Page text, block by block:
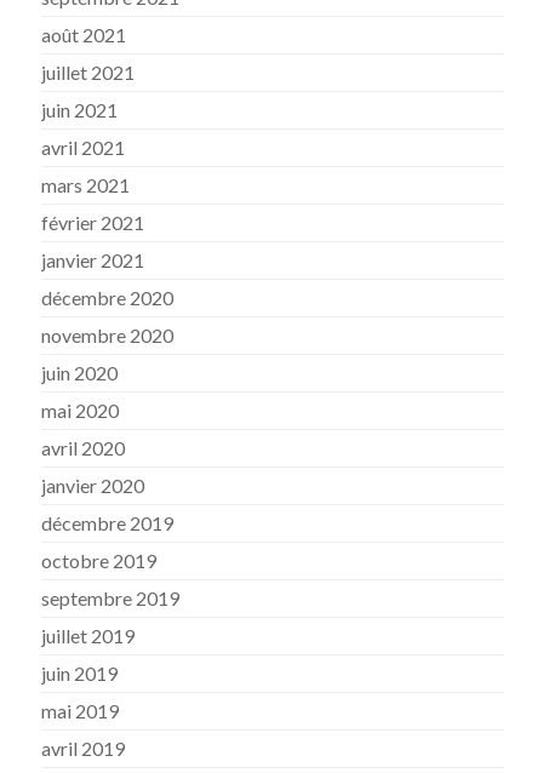
août 2021
juillet 2021
juin 2021
avril 2021
mars 2021
février 2021
janvier 2021
décembre 2020
novembre 2020
juin 2020
mai 2020
avril 2020
janvier 2020
décembre 2019
octobre 2019
septembre 2019
juillet 2019
juin 2019
mai 2019
avril 2019